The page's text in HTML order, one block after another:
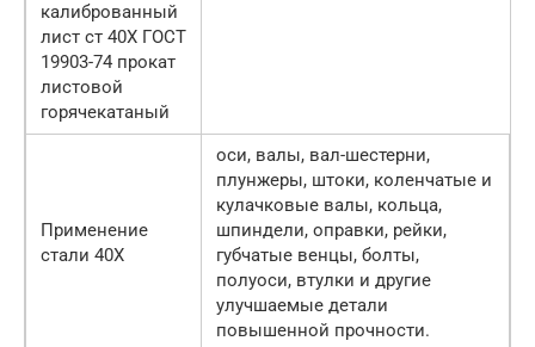
калиброванный
лист ст 40Х ГОСТ
19903-74 прокат
листовой
горячекатаный
Применение
стали 40Х
оси, валы, вал-шестерни,
плунжеры, штоки, коленчатые и
кулачковые валы, кольца,
шпиндели, оправки, рейки,
губчатые венцы, болты,
полуоси, втулки и другие
улучшаемые детали
повышенной прочности.